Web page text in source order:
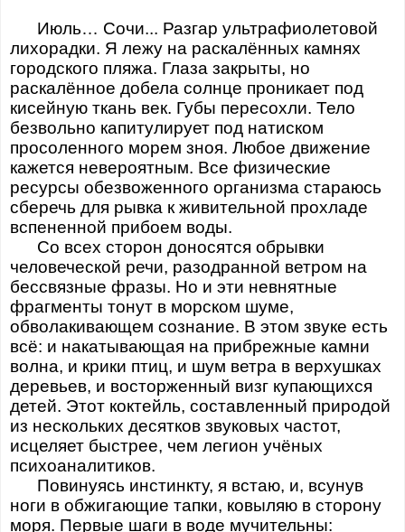
Июль… Сочи... Разгар ультрафиолетовой
лихорадки. Я лежу на раскалённых камнях
городского пляжа. Глаза закрыты, но
раскалённое добела солнце проникает под
кисейную ткань век. Губы пересохли. Тело
безвольно капитулирует под натиском
просоленного морем зноя. Любое движение
кажется невероятным. Все физические
ресурсы обезвоженного организма стараюсь
сберечь для рывка к живительной прохладе
вспененной прибоем воды.
Со всех сторон доносятся обрывки
человеческой речи, разодранной ветром на
бессвязные фразы. Но и эти невнятные
фрагменты тонут в морском шуме,
обволакивающем сознание. В этом звуке есть
всё: и накатывающая на прибрежные камни
волна, и крики птиц, и шум ветра в верхушках
деревьев, и восторженный визг купающихся
детей. Этот коктейль, составленный природой
из нескольких десятков звуковых частот,
исцеляет быстрее, чем легион учёных
психоаналитиков.
Повинуясь инстинкту, я встаю, и, всунув
ноги в обжигающие тапки, ковыляю в сторону
моря. Первые шаги в воде мучительны: